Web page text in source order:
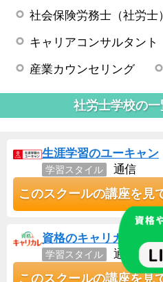
社会保険労務士（社労士）
キャリアコンサルタント
産業カウンセリング
社労士学校の
生涯学習のユーキャン
学習スタイル 通信
このスクールの講座を見
資格のキャリカレ
学習スタイル 通信
このスクールの講座を見